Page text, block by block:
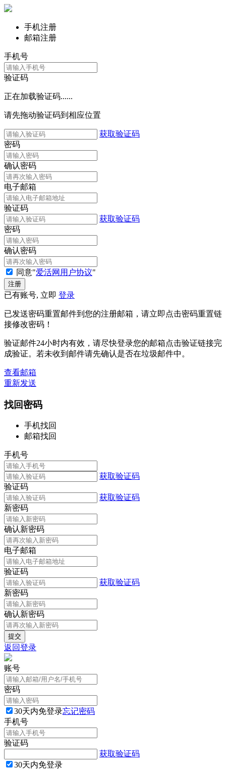
手机注册
邮箱注册
手机号
验证码
正在加载验证码......
请先拖动验证码到相应位置
获取验证码
密码
确认密码
电子邮箱
验证码
获取验证码
密码
确认密码
同意"爱活网用户协议"
已有账号, 立即 登录
已发送密码重置邮件到您的注册邮箱，请立即点击密码重置链
接修改密码！
验证邮件24小时内有效，请尽快登录您的邮箱点击验证链接完
成验证。若未收到邮件请先确认是否在垃圾邮件中。
查看邮箱
重新发送
找回密码
手机找回
邮箱找回
手机号
获取验证码
验证码
获取验证码
新密码
确认新密码
电子邮箱
验证码
获取验证码
新密码
确认新密码
返回登录
账号
密码
30天内免登录忘记密码
手机号
验证码
获取验证码
30天内免登录